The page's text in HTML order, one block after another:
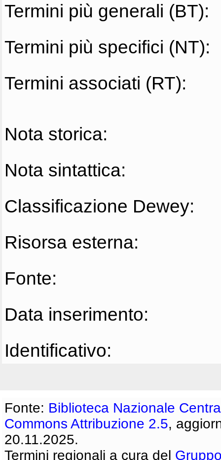
Termini più generali (BT):
Termini più specifici (NT):
Termini associati (RT):
Nota storica:
Nota sintattica:
Classificazione Dewey:
Risorsa esterna:
Fonte:
Data inserimento:
Identificativo:
Fonte: Biblioteca Nazionale
Commons Attribuzione 2.5,
20.11.2025.
Termini regionali a cura del